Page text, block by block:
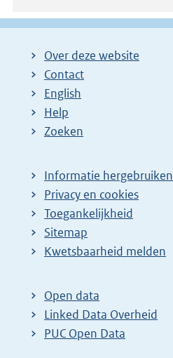
Over deze website
Contact
English
Help
Zoeken
Informatie hergebruiken
Privacy en cookies
Toegankelijkheid
Sitemap
E
t
e
r
Kwetsbaarheid melden
Open data
Linked Data Overheid
PUC Open Data